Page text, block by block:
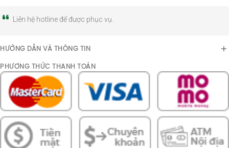
Liên hệ hotline để được phục vụ.
HƯỚNG DẪN VÀ THÔNG TIN
PHƯƠNG THỨC THANH TOÁN